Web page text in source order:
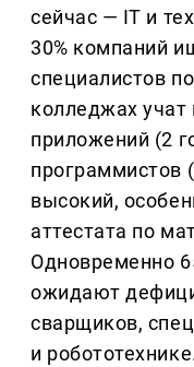
сейчас — IT и
30% компаний
специалистов
колледжах учат
приложений (2
программистов
высокий,
аттестата по
Одновременно
ожидают
сварщиков,
и